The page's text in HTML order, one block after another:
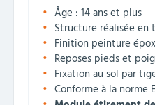
Âge : 14 ans et plus
Structure réalisée en
Finition peinture
Reposes pieds et
Fixation au sol par
Conforme à la norme